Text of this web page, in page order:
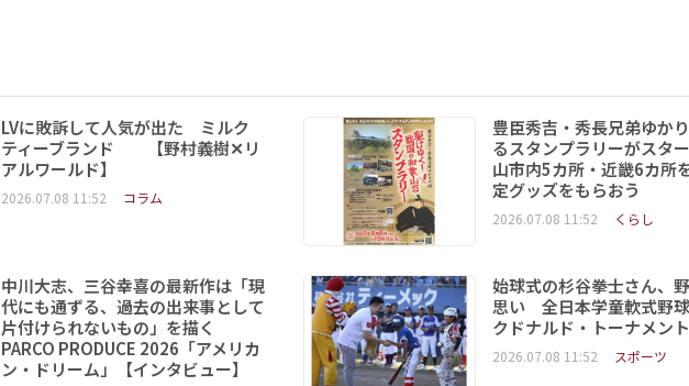
LVに敗訴して人気が出た ミルク
ティーブランド 【野村義樹✕リ
アルワールド】
2026.07.08 11:52 コラム
豊臣秀吉・秀長兄弟ゆか
るスタンプラリーがスタ
山市内5カ所・近畿6カ所
定グッズをもらおう
2026.07.08 11:52 くらし
中川大志、三谷幸喜の最新作は「現
代にも通ずる、過去の出来事として
片付けられないもの」を描く
PARCO PRODUCE 2026「アメリカ
ン・ドリーム」【インタビュー】
始球式の杉谷拳士さん、
思い 全日本学童軟式野
クドナルド・トーナメン
2026.07.08 11:52 スポーツ